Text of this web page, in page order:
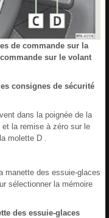
de commande sur la
sur le volant
consignes de sécurité
dans la poignée de la
la remise à zéro sur le
molette D .
manette des essuie-glaces
sélectionner la mémoire
des essuie-glaces